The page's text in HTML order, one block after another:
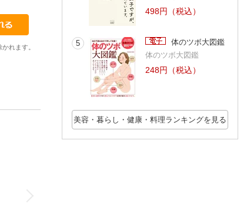
れます。
498円（税込）
5
体のツボ大図鑑
体のツボ大図鑑
248円（税込）
美容・暮らし・健康・料理ランキングを見る